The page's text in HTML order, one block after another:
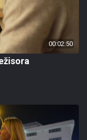
00:02:50